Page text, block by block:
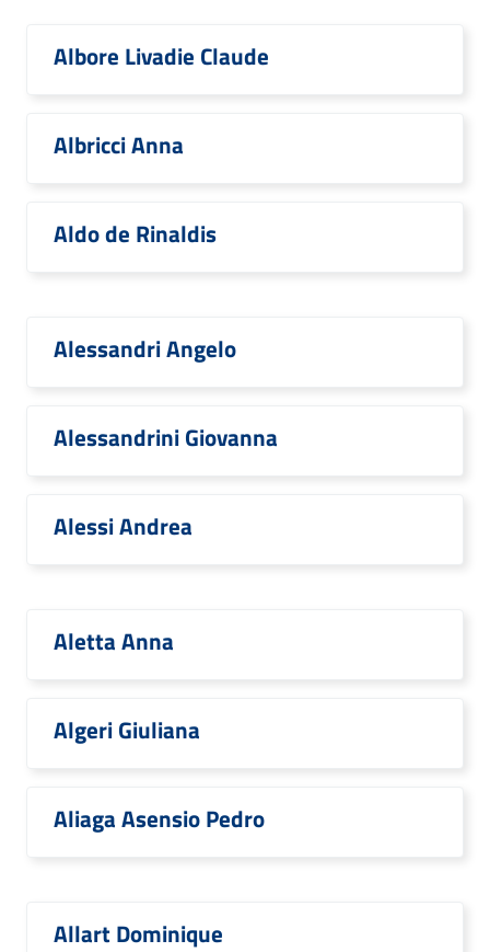
Albore Livadie Claude
Albricci Anna
Aldo de Rinaldis
Alessandri Angelo
Alessandrini Giovanna
Alessi Andrea
Aletta Anna
Algeri Giuliana
Aliaga Asensio Pedro
Allart Dominique